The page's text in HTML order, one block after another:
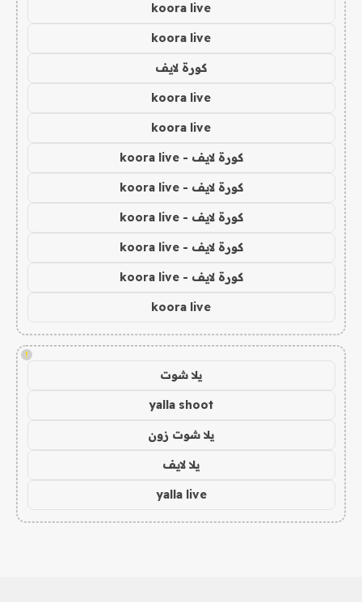
koora live
koora live
كورة لايف
koora live
koora live
كورة لايف - koora live
كورة لايف - koora live
كورة لايف - koora live
كورة لايف - koora live
كورة لايف - koora live
koora live
!
يلا شوت
yalla shoot
يلا شوت زون
يلا لايف
yalla live